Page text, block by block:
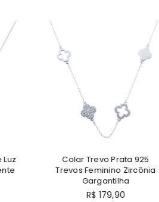
Colar Trevo Prata 925
Trevos Feminino Zircônia
Gargantilha
Preço
R$ 179,90